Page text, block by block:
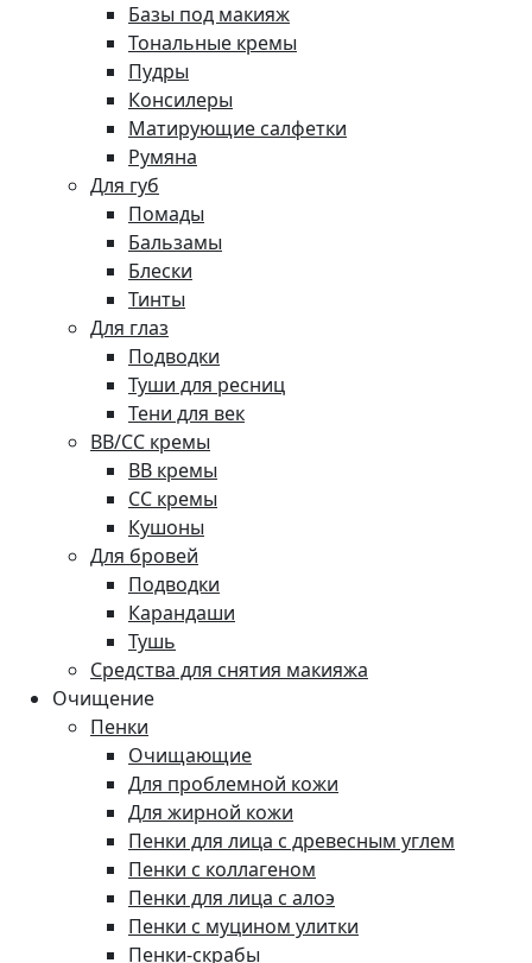
Базы под макияж
Тональные кремы
Пудры
Консилеры
Матирующие салфетки
Румяна
Для губ
Помады
Бальзамы
Блески
Тинты
Для глаз
Подводки
Туши для ресниц
Тени для век
BB/CC кремы
BB кремы
СС кремы
Кушоны
Для бровей
Подводки
Карандаши
Тушь
Средства для снятия макияжа
Очищение
Пенки
Очищающие
Для проблемной кожи
Для жирной кожи
Пенки для лица с древесным углем
Пенки с коллагеном
Пенки для лица с алоэ
Пенки с муцином улитки
Пенки-скрабы